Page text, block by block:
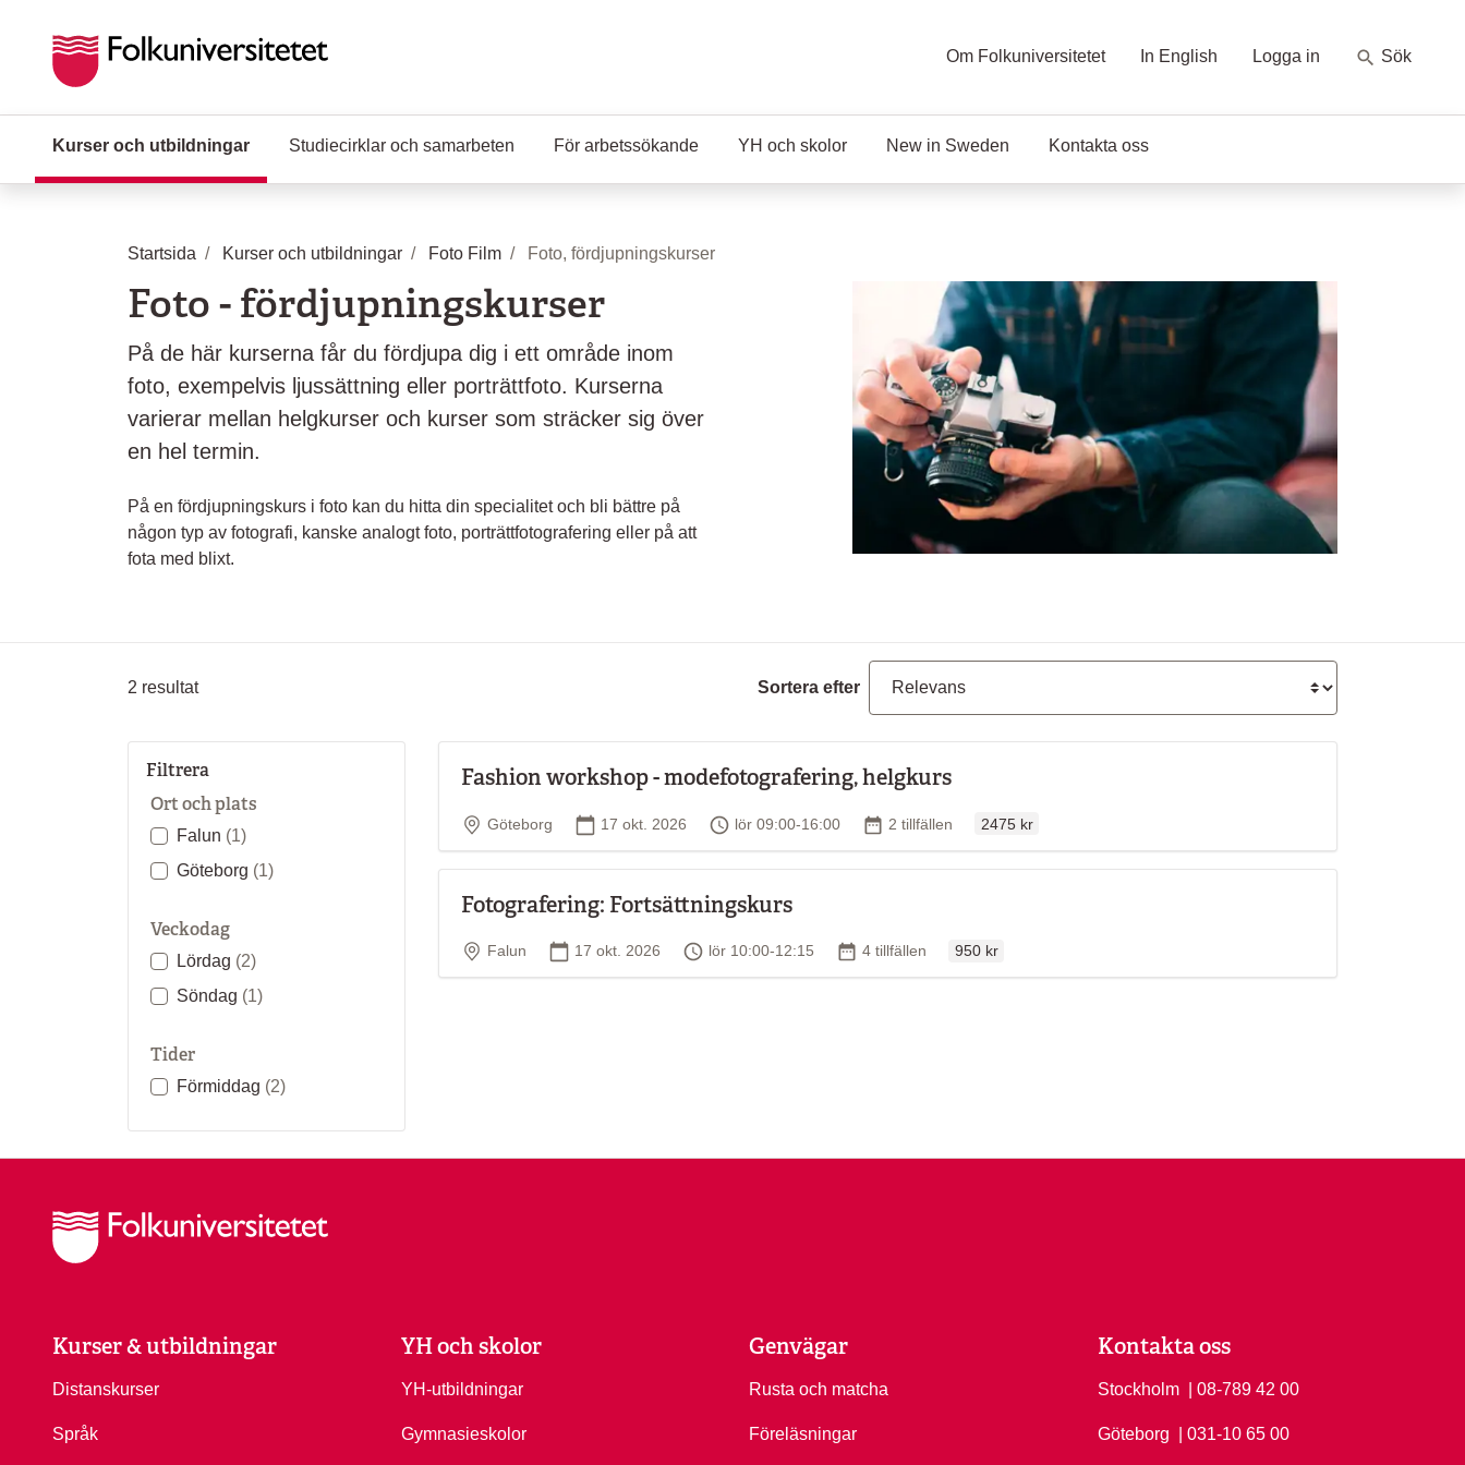
Om Folkuniversitetet In English Logga in Sök
Kurser och utbildningar (Aktuell sida)
Studiecirklar och samarbeten För arbetssökande YH och skolor New in Sweden Kontakta oss
Startsida Kurser och utbildningar Foto Film Foto, fördjupningskurser
Foto - fördjupningskurser
På de här kurserna får du fördjupa dig i ett område inom
foto, exempelvis ljussättning eller porträttfoto. Kurserna
varierar mellan helgkurser och kurser som sträcker sig över
en hel termin.
På en fördjupningskurs i foto kan du hitta din specialitet och bli bättre på
någon typ av fotografi, kanske analogt foto, porträttfotografering eller på att
fota med blixt.
Sortera efter
2 resultat
Filtrera
Ort och plats
Falun (1)
Göteborg (1)
Veckodag
Lördag (2)
Söndag (1)
Tider
Förmiddag (2)
Fashion workshop - modefotografering, helgkurs
Plats
Göteborg Startdatum
17 okt. 2026 Tid
lör 09:00-16:00 Antal tillfällen
2 tillfällen 2475 kr
Fotografering: Fortsättningskurs
Plats
Falun Startdatum
17 okt. 2026 Tid
lör 10:00-12:15 Antal tillfällen
4 tillfällen 950 kr
Kurser & utbildningar
Distanskurser
Språk
YH och skolor
YH-utbildningar
Gymnasieskolor
Genvägar
Rusta och matcha
Föreläsningar
Kontakta oss
Stockholm Ring Stockholm på
| 08-789 42 00
Göteborg Ring Göteborg på
| 031-10 65 00